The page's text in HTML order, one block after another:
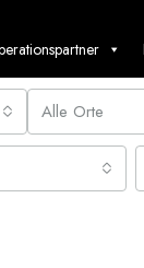
Alle Orte